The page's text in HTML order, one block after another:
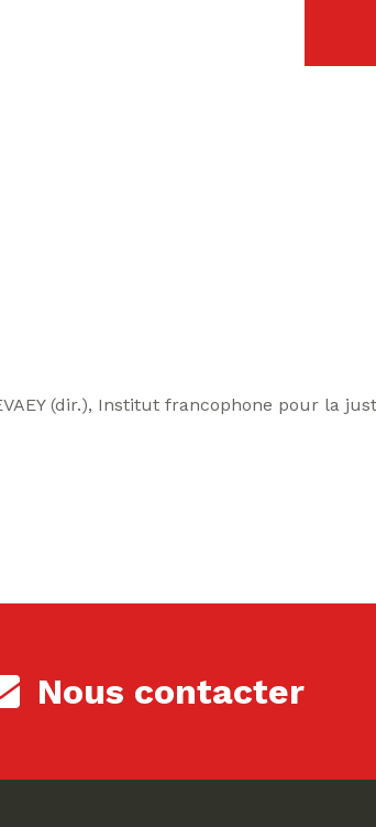
(dir.), Institut francophone pour la
Nous contacter